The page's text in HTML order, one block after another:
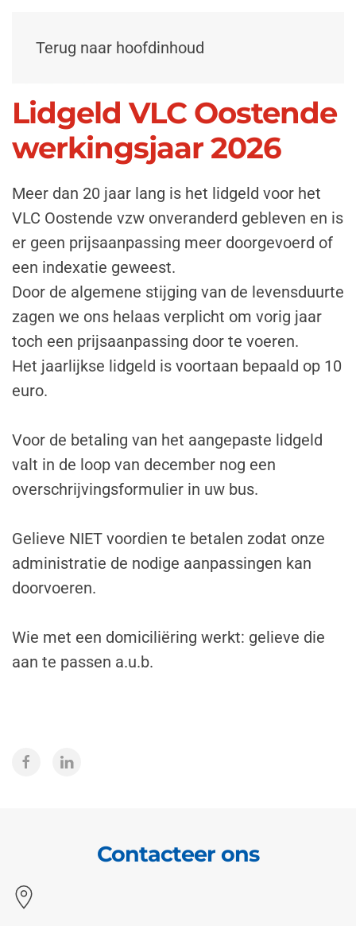
Terug naar hoofdinhoud
Lidgeld VLC Oostende
werkingsjaar 2026
Meer dan 20 jaar lang is het lidgeld voor het
VLC Oostende vzw onveranderd gebleven en is
er geen prijsaanpassing meer doorgevoerd of
een indexatie geweest.
Door de algemene stijging van de levensduurte
zagen we ons helaas verplicht om vorig jaar
toch een prijsaanpassing door te voeren.
Het jaarlijkse lidgeld is voortaan bepaald op 10
euro.
Voor de betaling van het aangepaste lidgeld
valt in de loop van december nog een
overschrijvingsformulier in uw bus.
Gelieve NIET voordien te betalen zodat onze
administratie de nodige aanpassingen kan
doorvoeren.
Wie met een domiciliëring werkt: gelieve die
aan te passen a.u.b.
Contacteer ons